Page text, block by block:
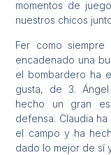
momentos de
nuestros chicos
Fer como
encadenado una
el bombardero ha
gusta, de 3.
hecho un gran
defensa. Claudia
el campo y ha
dado lo mejor de sí